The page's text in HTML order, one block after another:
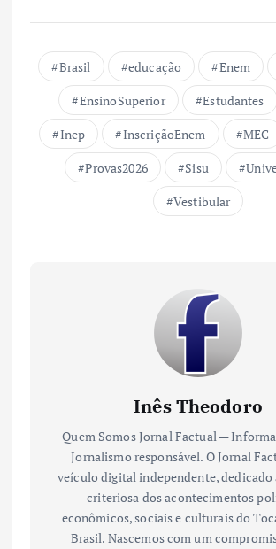
Brasil educação Enem
EnsinoSuperior
Estudantes
Inep
InscriçãoEnem MEC
Provas2026
Sisu
Vestibular
Inês Theodoro
Quem Somos Jornal Factual —
Jornalismo responsável. O Jornal
veículo digital independente, dedicado
criteriosa dos acontecimentos
econômicos, sociais e culturais do
Brasil. Nascemos com um